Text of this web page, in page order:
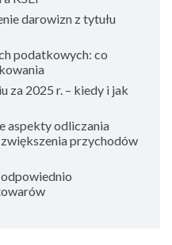
darowizn z tytułu
podatkowych: co
za 2025 r. – kiedy i jak
aspekty odliczania
przychodów
odpowiednio